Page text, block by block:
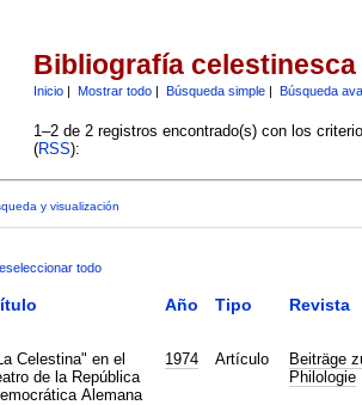
Bibliografía celestinesca
Inicio| Mostrar todo| Búsqueda simple| Búsqueda
1–2 de 2 registros encontrado(s) con los
(RSS):
y visualización
todo
Año Tipo Revista
Celestina" en el
de la República
Alemana
1974 Artículo
Beiträge
Philologie